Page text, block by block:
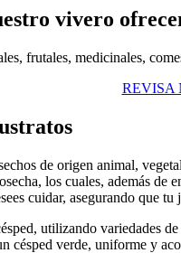
vivero
frutales, medicinales,
REVISA
de origen animal,
los cuales, además
cuidar, asegurando que
utilizando variedades
césped verde, uniforme y